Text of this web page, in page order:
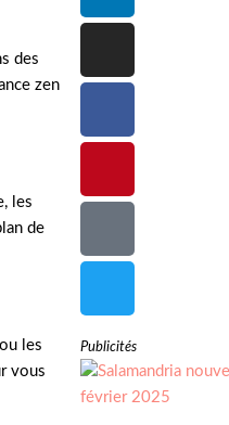
des
zen
les
de
les
vous
Publicités